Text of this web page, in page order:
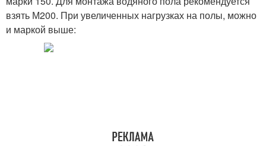
взять М200. При увеличенных нагрузках на полы, можно
и маркой выше: